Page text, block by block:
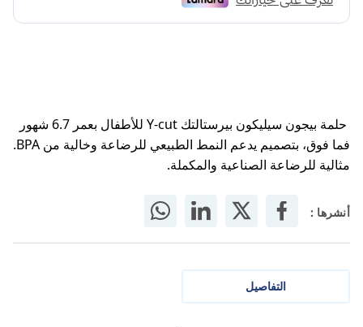
حلمة بيجون سيليكون بيرستالتك Y-cut للأطفال بعمر 6.7 شهور
فما فوق، بتصميم يدعم النمط الطبيعي للرضاعة وخالية من BPA.
مثالية للرضاعة الصناعية والمكملة.
أنشرها :
التفاصيل